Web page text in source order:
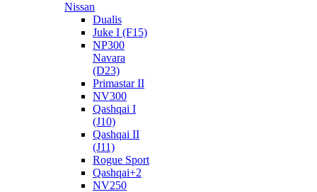
Nissan
Dualis
Juke I (F15)
NP300
Navara
(D23)
Primastar II
NV300
Qashqai I
(J10)
Qashqai II
(J11)
Rogue Sport
Qashqai+2
NV250